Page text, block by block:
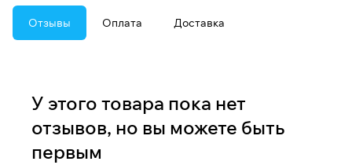
Отзывы Оплата Доставка
У этого товара пока нет
отзывов, но вы можете быть
первым